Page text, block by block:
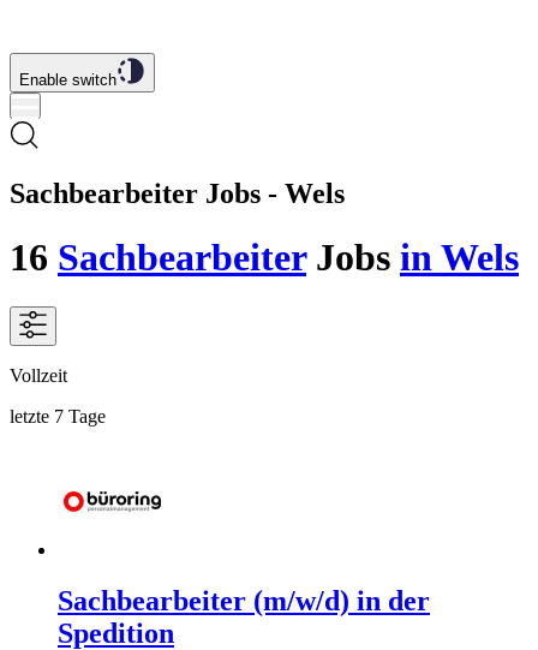
Enable switch
Sachbearbeiter Jobs - Wels
16 SachbearbeiterJobs in Wels
Vollzeit
letzte 7 Tage
Sachbearbeiter (m/w/d) in der
Spedition